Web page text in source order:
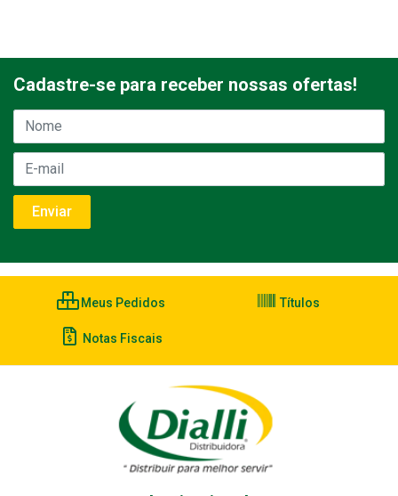
Cadastre-se para receber nossas ofertas!
Meus Pedidos Títulos
Notas Fiscais